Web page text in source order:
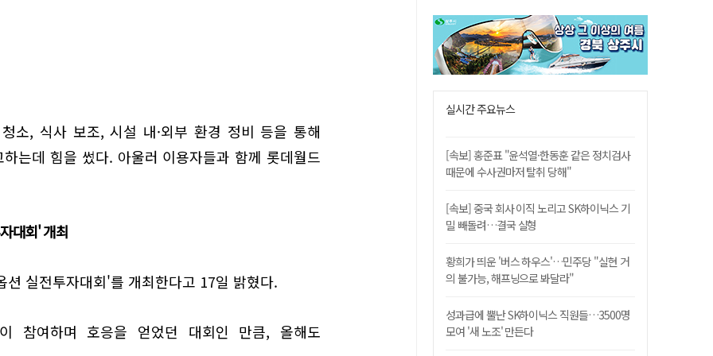
소, 식사 보조, 시설 내·외부 환경 정비 등을 통해
는데 힘을 썼다. 아울러 이용자들과 함께 롯데월드
대회' 개최
실전투자대회'를 개최한다고 17일 밝혔다.
참여하며 호응을 얻었던 대회인 만큼, 올해도
실시간 주요뉴스
[속보] 홍준표 "윤석열·한동훈 같은 정치검사
때문에 수사권마저 탈취 당해"
[속보] 중국 회사 이직 노리고 SK하이닉스 기
밀 빼돌려…결국 실형
황희가 띄운 '버스 하우스'…민주당 "실현 거
의 불가능, 해프닝으로 봐달라"
성과급에 뿔난 SK하이닉스 직원들…3500명
모여 '새 노조' 만든다